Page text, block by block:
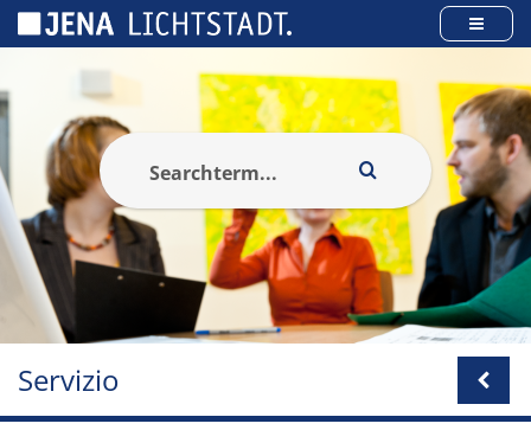
Servizio
Pannello di gestione dei cookies